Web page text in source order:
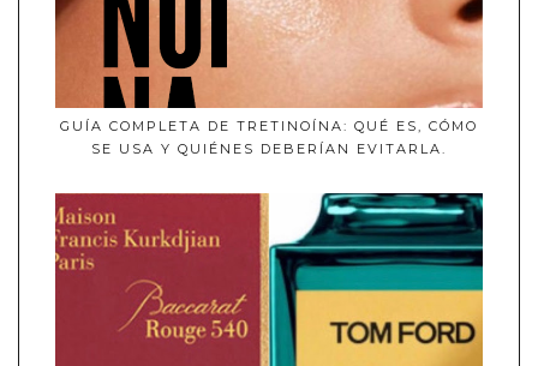
GUÍA COMPLETA DE TRETINOÍNA: QUÉ ES, CÓMO
SE USA Y QUIÉNES DEBERÍAN EVITARLA.